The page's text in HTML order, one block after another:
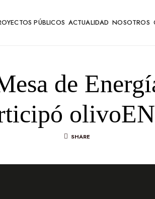
PÚBLICOS ACTUALIDAD NOSOTROS
de
SHARE